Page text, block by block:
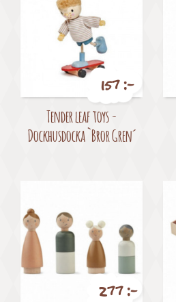
Pris
157 :-
Tender leaf toys -
Dockhusdocka `Bror Gren´
277 :-